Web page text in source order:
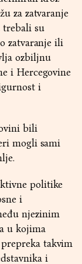
za zatvaranje
trebali su
zatvaranje ili
ozbiljnu
i Hercegovine
i
bili
mogli sami
politike
i
njezinim
u kojima
takvim
i